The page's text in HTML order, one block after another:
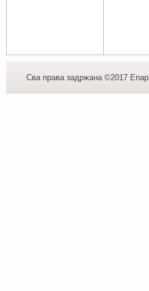
Сва права задржана ©2017